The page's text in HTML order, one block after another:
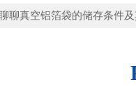
聊真空铝箔袋的储存条件